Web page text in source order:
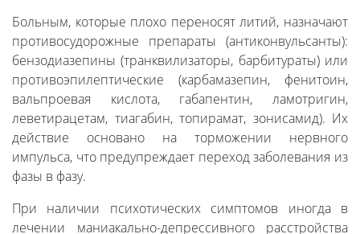
Больным, которые плохо переносят литий, назначают
противосудорожные препараты (антиконвульсанты):
бензодиазепины (транквилизаторы, барбитураты) или
противоэпилептические (карбамазепин, фенитоин,
вальпроевая кислота, габапентин, ламотригин,
леветирацетам, тиагабин, топирамат, зонисамид). Их
действие основано на торможении нервного
импульса, что предупреждает переход заболевания из
фазы в фазу.
При наличии психотических симптомов иногда в
лечении маниакально-депрессивного расстройства